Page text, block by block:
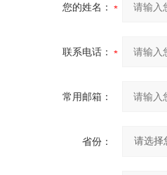
您的姓名：
联系电话：
常用邮箱：
省份：